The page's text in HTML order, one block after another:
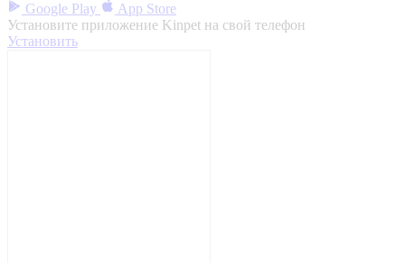
Google Play
App Store
Установите приложение Kinpet на свой телефон
Установить